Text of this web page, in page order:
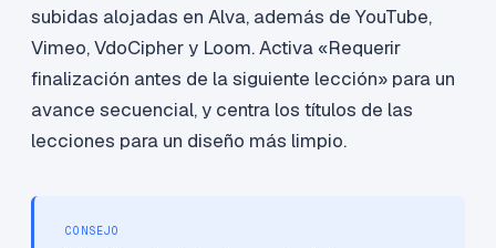
subidas alojadas en Alva, además de YouTube,
Vimeo, VdoCipher y Loom. Activa «Requerir
finalización antes de la siguiente lección» para un
avance secuencial, y centra los títulos de las
lecciones para un diseño más limpio.
CONSEJO